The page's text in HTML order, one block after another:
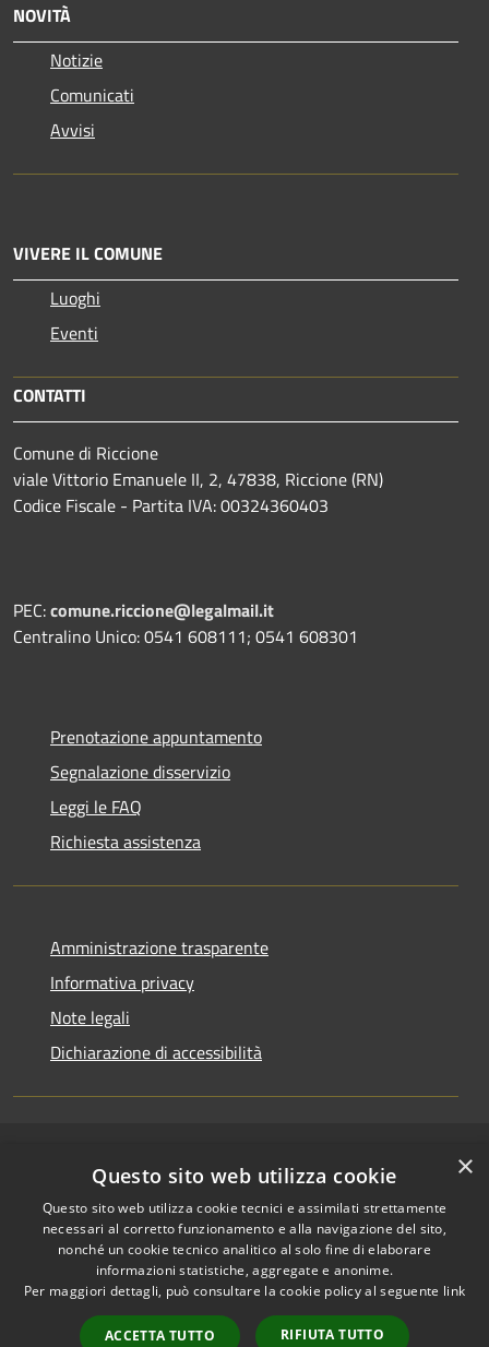
NOVITÀ
Notizie
Comunicati
Avvisi
VIVERE IL COMUNE
Luoghi
Eventi
CONTATTI
Comune di Riccione
viale Vittorio Emanuele II, 2, 47838, Riccione (RN)
Codice Fiscale - Partita IVA: 00324360403
PEC:comune.riccione@legalmail.it
Centralino Unico: 0541 608111; 0541 608301
Prenotazione appuntamento
Segnalazione disservizio
Leggi le FAQ
Richiesta assistenza
Amministrazione trasparente
Informativa privacy
Note legali
Dichiarazione di accessibilità
Accessibilità
Privacy
Cookie
Mappa del sito
Area riservata
amministratori comunali
Copyright © 2026 • Comune di
Riccione • Powered by
Municipium•Accesso
redazione
×
Questo sito web utilizza cookie
Questo sito web utilizza cookie tecnici e assimilati strettamente
necessari al corretto funzionamento e alla navigazione del sito,
nonché un cookie tecnico analitico al solo fine di elaborare
informazioni statistiche, aggregate e anonime.
Per maggiori dettagli, può consultare la cookie policy al seguente link
ACCETTA TUTTO RIFIUTA TUTTO